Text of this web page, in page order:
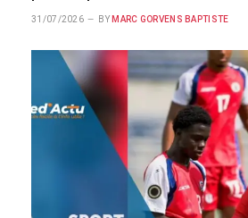
31/07/2026 BY MARC GORVENS BAPTISTE